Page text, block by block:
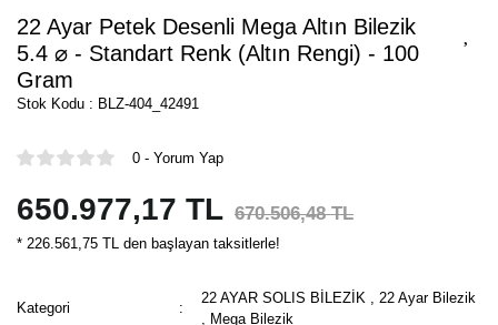
22 Ayar Petek Desenli Mega Altın Bilezik
5.4 ⌀ - Standart Renk (Altın Rengi) - 100
Gram
Stok Kodu : BLZ-404_42491
0 - Yorum Yap
650.977,17 TL 670.506,48 TL
* 226.561,75 TL den başlayan taksitlerle!
Kategori
22 AYAR SOLIS BİLEZİK
22 Ayar Bilezik
Mega Bilezik